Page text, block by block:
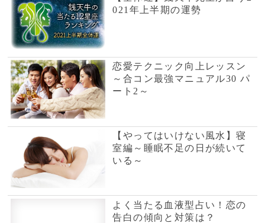
Dr.コパの開運縁起～はげたﾏﾆ
ｷｭｱは運がほころぶ～
【やってはいけない風水】行
動編～いつも同じパターンの
メインをしている～
20記事中